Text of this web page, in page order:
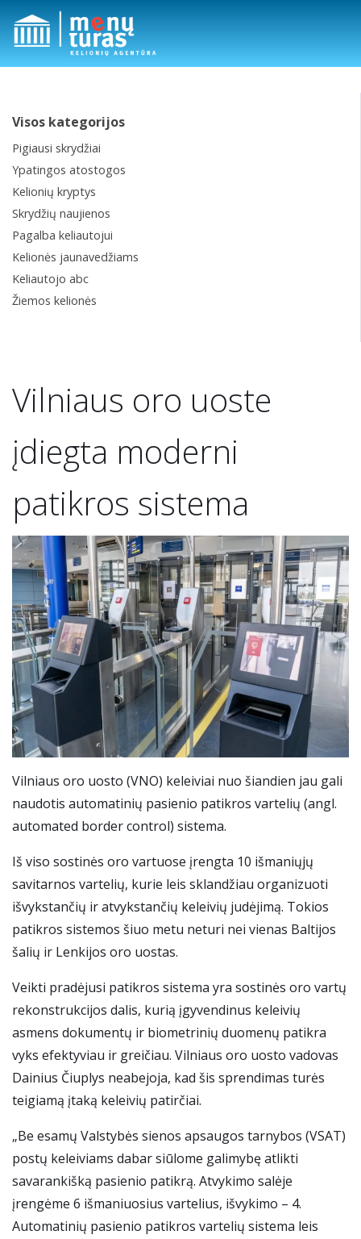
Visos kategorijos
Pigiausi skrydžiai
Ypatingos atostogos
Kelionių kryptys
Skrydžių naujienos
Pagalba keliautojui
Kelionės jaunavedžiams
Keliautojo abc
Žiemos kelionės
Vilniaus oro uoste
įdiegta moderni
patikros sistema
Vilniaus oro uosto (VNO) keleiviai nuo šiandien jau gali
naudotis automatinių pasienio patikros vartelių (angl.
automated border control) sistema.
Iš viso sostinės oro vartuose įrengta 10 išmaniųjų
savitarnos vartelių, kurie leis sklandžiau organizuoti
išvykstančių ir atvykstančių keleivių judėjimą. Tokios
patikros sistemos šiuo metu neturi nei vienas Baltijos
šalių ir Lenkijos oro uostas.
Veikti pradėjusi patikros sistema yra sostinės oro vartų
rekonstrukcijos dalis, kurią įgyvendinus keleivių
asmens dokumentų ir biometrinių duomenų patikra
vyks efektyviau ir greičiau. Vilniaus oro uosto vadovas
Dainius Čiuplys neabejoja, kad šis sprendimas turės
teigiamą įtaką keleivių patirčiai.
„Be esamų Valstybės sienos apsaugos tarnybos (VSAT)
postų keleiviams dabar siūlome galimybę atlikti
savarankišką pasienio patikrą. Atvykimo salėje
įrengėme 6 išmaniuosius vartelius, išvykimo – 4.
Automatinių pasienio patikros vartelių sistema leis